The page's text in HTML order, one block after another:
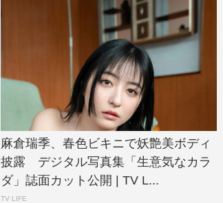
麻倉瑞季、春色ビキニで妖艶美ボディ
披露 デジタル写真集「生意気なカラ
ダ」誌面カット公開 | TV L...
TV LIFE